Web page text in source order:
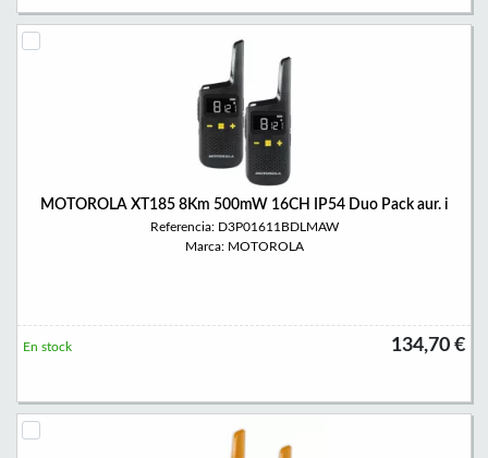
MOTOROLA XT185 8Km 500mW 16CH IP54 Duo Pack aur. i
Referencia: D3P01611BDLMAW
Marca: MOTOROLA
134,70 €
En stock